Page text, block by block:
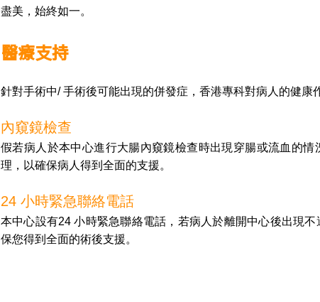
盡美，始終如一。
醫療支持
針對手術中/ 手術後可能出現的併發症，香港專科對病人的健康
內窺鏡檢查
假若病人於本中心進行大腸內窺鏡檢查時出現穿腸或流血的
理，以確保病人得到全面的支援。
24 小時緊急聯絡電話
本中心設有24 小時緊急聯絡電話，若病人於離開中心後出現
保您得到全面的術後支援。